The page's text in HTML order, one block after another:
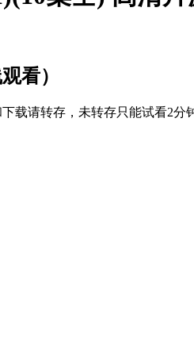
看）
载请转存，未转存只能试看2